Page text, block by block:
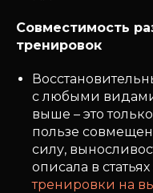
Совместимость
тренировок
с любыми видами
выше – это
пользе
силу,
описала в статьях
тренировки на